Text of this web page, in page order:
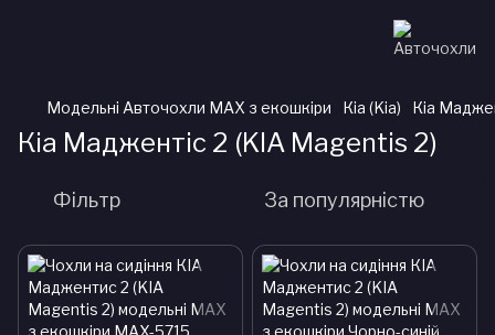
Модельні Авточохли MAX з екошкіри Кіа (Kia) Кіа
Кіа Маджентіс 2 (KIA Magentis 2)
Фільтр За популярністю